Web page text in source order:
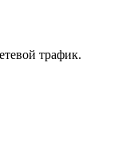
трафик.